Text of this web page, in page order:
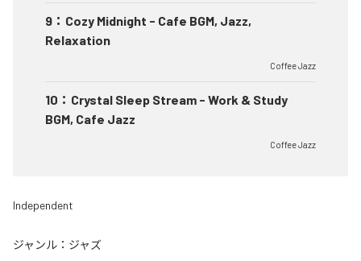
9 ： Cozy Midnight - Cafe BGM, Jazz,
Relaxation
Coffee Jazz
10 ： Crystal Sleep Stream - Work & Study
BGM, Cafe Jazz
Coffee Jazz
Independent
ジャンル： ジャズ